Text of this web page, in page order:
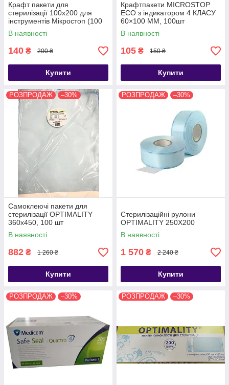
Крафт пакети для
стерилізації 100х200 для
інструментів Мікростоп (100
шт.)
В наявності
140 ₴ 200 ₴
Купити
Крафтпакети MICROSTOP
ЕСО з індикатором 4 КЛАСУ
60×100 ММ, 100шт
В наявності
105 ₴ 150 ₴
Купити
РОЗПРОДАЖ –30%
Самоклеючі пакети для
стерилізації OPTIMALITY
360x450, 100 шт
В наявності
882 ₴ 1 260 ₴
Купити
РОЗПРОДАЖ –30%
Стерилізаційні рулони
OPTIMALITY 250Х200
В наявності
1 570 ₴ 2 240 ₴
Купити
РОЗПРОДАЖ –30% РОЗПРОДАЖ –30%